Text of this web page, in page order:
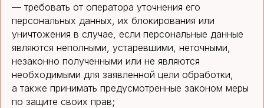
— требовать от оператора уточнения его
персональных данных, их блокирования или
уничтожения в случае, если персональные данные
являются неполными, устаревшими, неточными,
незаконно полученными или не являются
необходимыми для заявленной цели обработки,
а также принимать предусмотренные законом меры
по защите своих прав;